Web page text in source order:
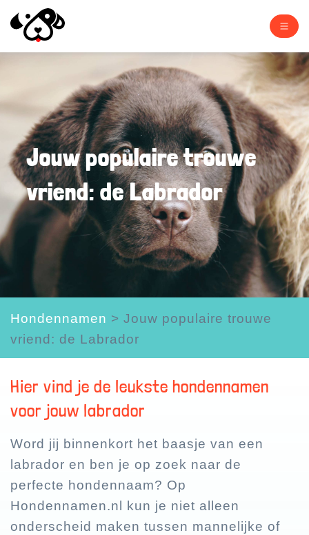
Jouw populaire trouwe
vriend: de Labrador
Hondennamen > Jouw populaire trouwe
vriend: de Labrador
Hier vind je de leukste hondennamen
voor jouw labrador
Word jij binnenkort het baasje van een
labrador en ben je op zoek naar de
perfecte hondennaam? Op
Hondennamen.nl kun je niet alleen
onderscheid maken tussen mannelijke of